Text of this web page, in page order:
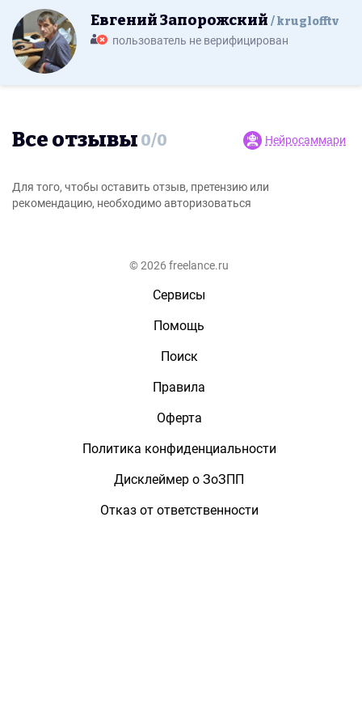
Евгений Запорожский kruglofftv
пользователь не верифицирован
Все отзывы 0/0 Нейросаммари
Для того, чтобы оставить отзыв, претензию или
рекомендацию, необходимо авторизоваться
© 2026 freelance.ru
Сервисы
Помощь
Поиск
Правила
Оферта
Политика конфиденциальности
Дисклеймер о ЗоЗПП
Отказ от ответственности